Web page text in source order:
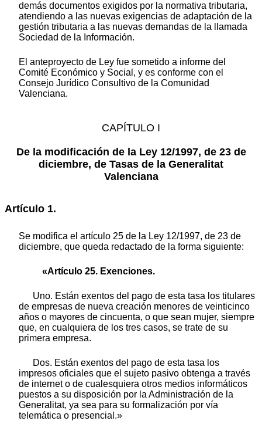
demás documentos exigidos por la normativa tributaria,
atendiendo a las nuevas exigencias de adaptación de la
gestión tributaria a las nuevas demandas de la llamada
Sociedad de la Información.
El anteproyecto de Ley fue sometido a informe del
Comité Económico y Social, y es conforme con el
Consejo Jurídico Consultivo de la Comunidad
Valenciana.
CAPÍTULO I
De la modificación de la Ley 12/1997, de 23 de
diciembre, de Tasas de la Generalitat
Valenciana
Artículo 1.
Se modifica el artículo 25 de la Ley 12/1997, de 23 de
diciembre, que queda redactado de la forma siguiente:
«Artículo 25. Exenciones.
Uno. Están exentos del pago de esta tasa los titulares
de empresas de nueva creación menores de veinticinco
años o mayores de cincuenta, o que sean mujer, siempre
que, en cualquiera de los tres casos, se trate de su
primera empresa.
Dos. Están exentos del pago de esta tasa los
impresos oficiales que el sujeto pasivo obtenga a través
de internet o de cualesquiera otros medios informáticos
puestos a su disposición por la Administración de la
Generalitat, ya sea para su formalización por vía
telemática o presencial.»